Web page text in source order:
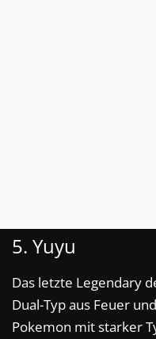
5. Yuyu
Das letzte Legendary
Dual-Typ aus Feuer
Pokemon mit starker